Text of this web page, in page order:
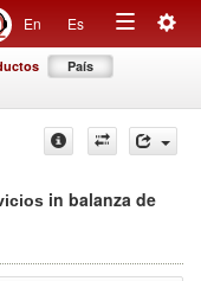
En Es
Toggle
País
in balanza de